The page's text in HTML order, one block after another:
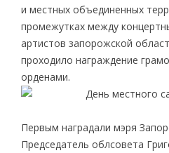
и местных объединенных
промежутках между
артистов запорожской
проходило награждение
орденами.
Первым наградали мэря
Председатель облсовета